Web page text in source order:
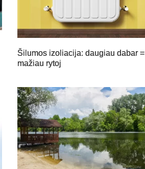
Šilumos izoliacija: daugiau dabar =
mažiau rytoj